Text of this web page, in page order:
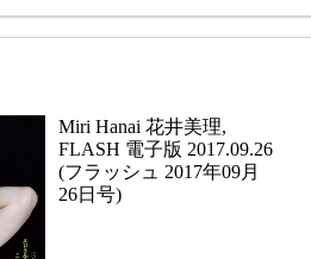
Miri Hanai 花井美理,
FLASH 電子版 2017.09.26
(フラッシュ 2017年09月
26日号)